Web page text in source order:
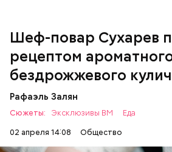
Шеф-повар Сухарев
рецептом
бездрожжевого
Рафаэль Залян
Сюжеты: Эксклюзивы ВМ
Еда
02 апреля 14:08
Общество